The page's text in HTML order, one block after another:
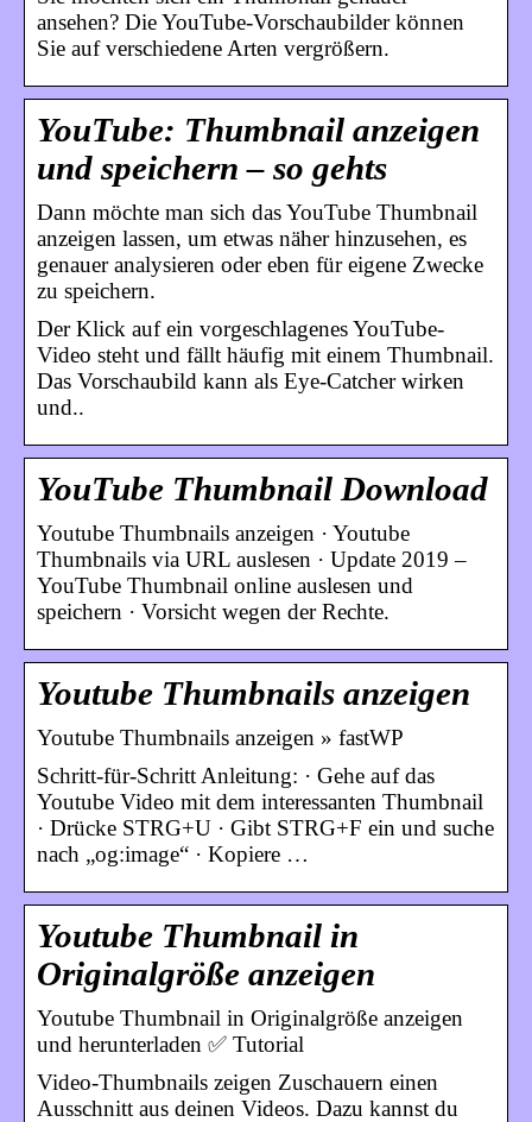
ansehen? Die YouTube-Vorschaubilder können
Sie auf verschiedene Arten vergrößern.
YouTube: Thumbnail anzeigen
und speichern – so gehts
Dann möchte man sich das YouTube Thumbnail
anzeigen lassen, um etwas näher hinzusehen, es
genauer analysieren oder eben für eigene Zwecke
zu speichern.
Der Klick auf ein vorgeschlagenes YouTube-
Video steht und fällt häufig mit einem Thumbnail.
Das Vorschaubild kann als Eye-Catcher wirken
und..
YouTube Thumbnail Download
Youtube Thumbnails anzeigen · Youtube
Thumbnails via URL auslesen · Update 2019 –
YouTube Thumbnail online auslesen und
speichern · Vorsicht wegen der Rechte.
Youtube Thumbnails anzeigen
Youtube Thumbnails anzeigen » fastWP
Schritt-für-Schritt Anleitung: · Gehe auf das
Youtube Video mit dem interessanten Thumbnail
· Drücke STRG+U · Gibt STRG+F ein und suche
nach „og:image“ · Kopiere …
Youtube Thumbnail in
Originalgröße anzeigen
Youtube Thumbnail in Originalgröße anzeigen
und herunterladen ✅ Tutorial
Video-Thumbnails zeigen Zuschauern einen
Ausschnitt aus deinen Videos. Dazu kannst du